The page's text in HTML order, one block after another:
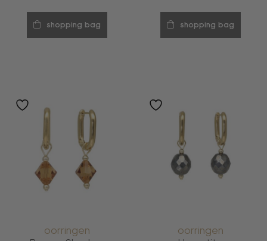
shopping bag shopping bag
oorringen
oorringen